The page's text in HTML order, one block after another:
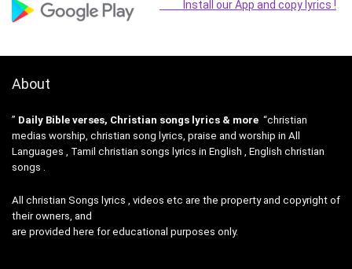
Install our App and copy lyrics !
About
” Daily Bible verses, Christian songs lyrics & more “christian
medias worship, christian song lyrics, praise and worship in All
Languages , Tamil christian songs lyrics in English , English christian
songs .
All christian Songs lyrics , videos etc are the property and copyright of
their owners, and
are provided here for educational purposes only.